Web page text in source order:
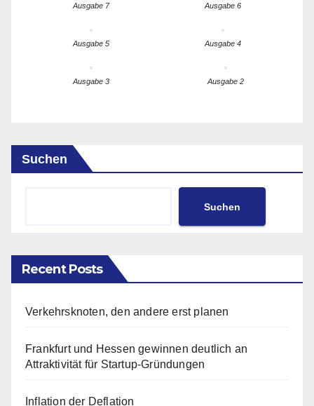
Ausgabe 7 Ausgabe 6
Ausgabe 5 Ausgabe 4
Ausgabe 3 Ausgabe 2
Suchen
Suchen
Recent Posts
Verkehrsknoten, den andere erst planen
Frankfurt und Hessen gewinnen deutlich an
Attraktivität für Startup-Gründungen
Inflation der Deflation